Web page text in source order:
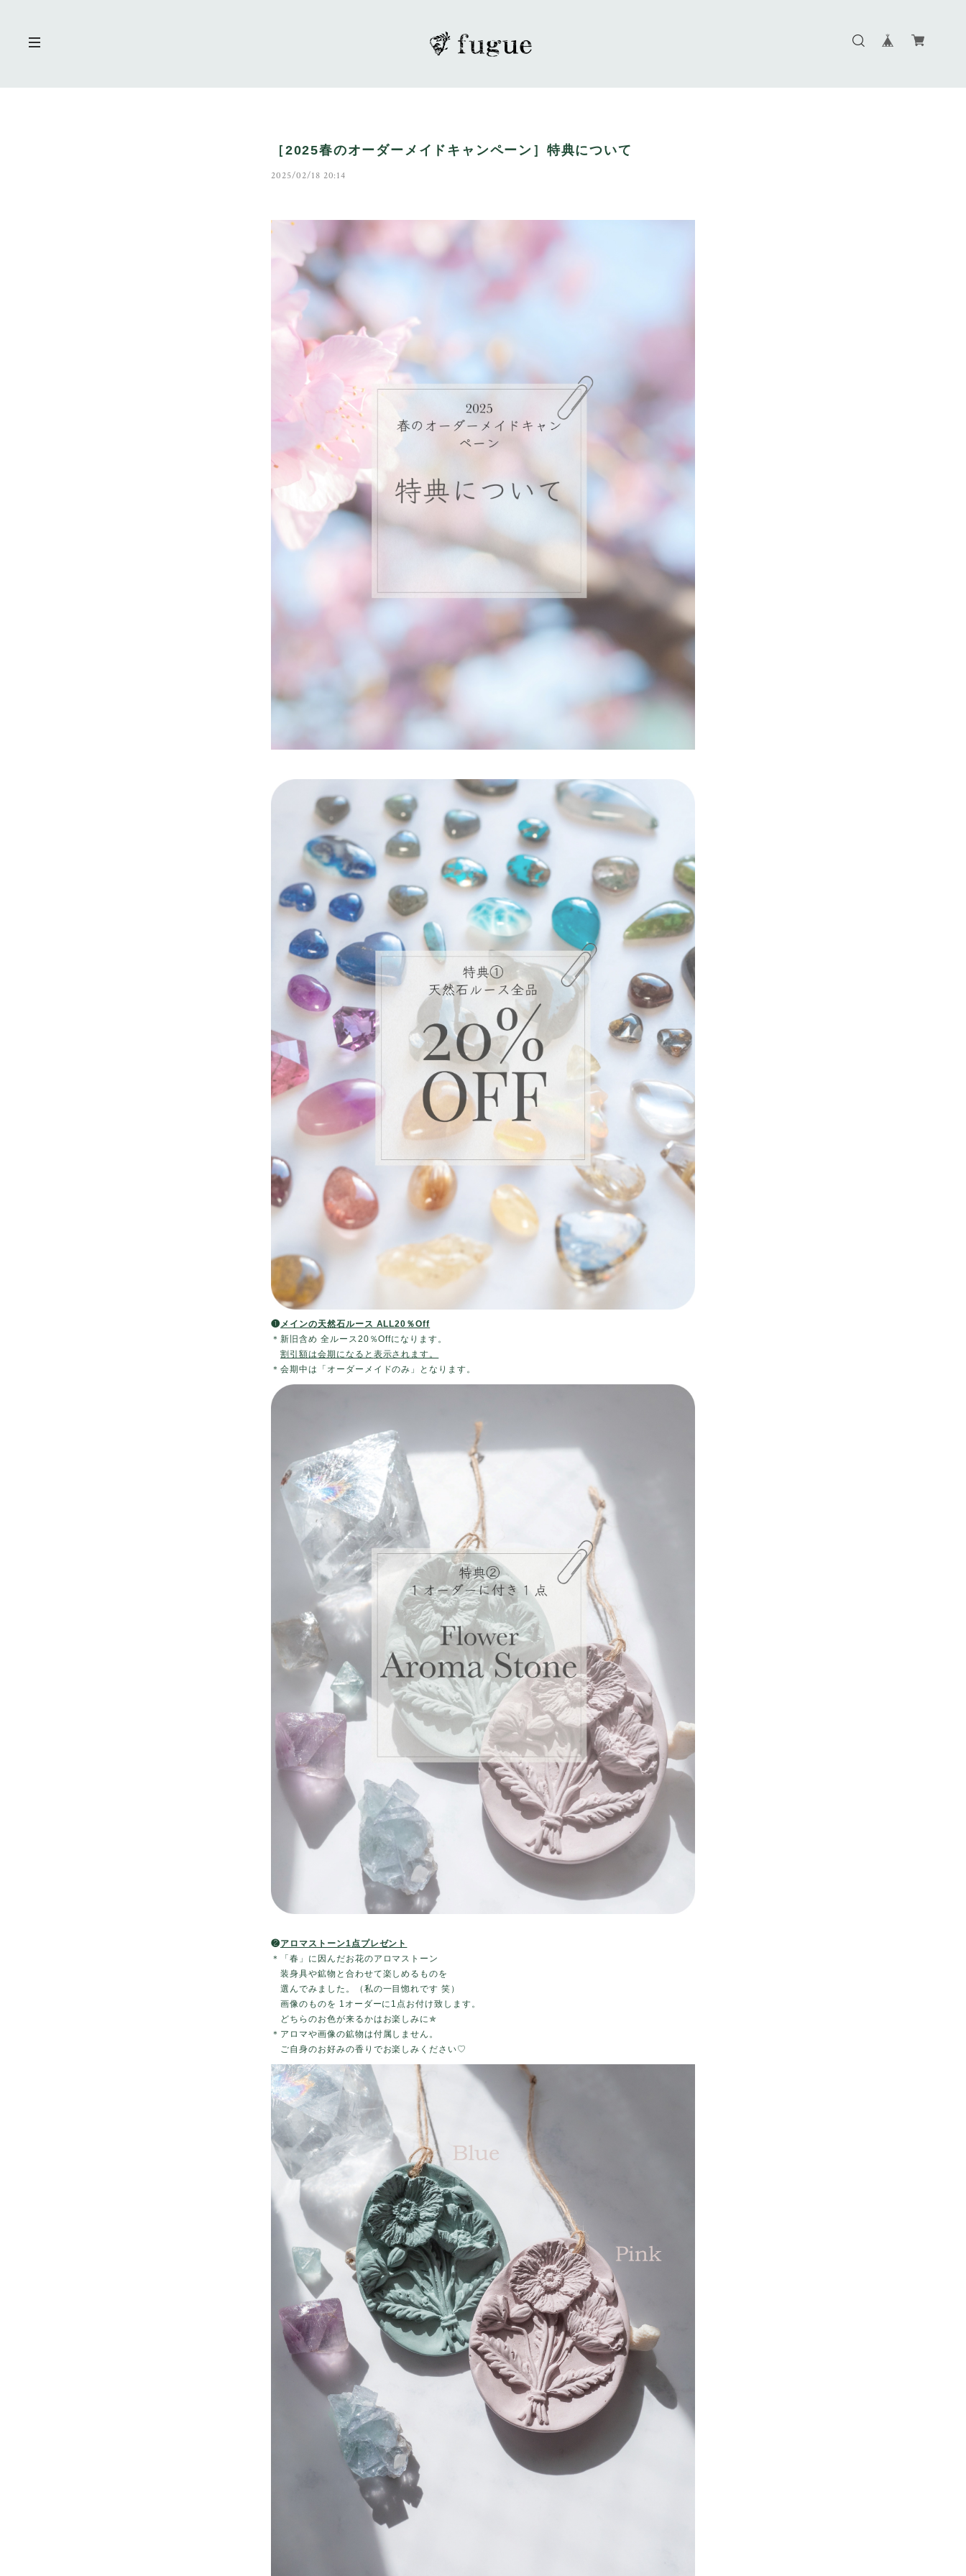
［2025春のオーダーメイドキャンペーン］特典について
2025/02/18 20:14
❶メインの天然石ルース ALL20 ％Off
＊新旧含め 全ルース20％Offになります。
割引額は会期になると 表示されます。
＊会期中は「オーダーメイドのみ」となります。
❷アロマストーン1点プレゼント
＊「春」に因んだお花のアロマストーン
装身具や鉱物と合わせて楽しめるものを
選んでみました。（私の一目惚れです 笑）
画像のものを 1オーダーに1点お付け致します。
どちらのお色が来るかはお楽しみに✯
＊アロマや画像の鉱物は付属しません。
ご自身のお好みの香りでお楽しみください♡